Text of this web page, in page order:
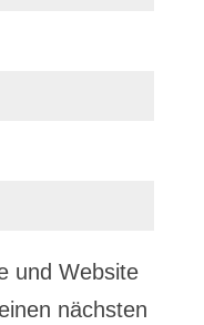
und Website
nächsten